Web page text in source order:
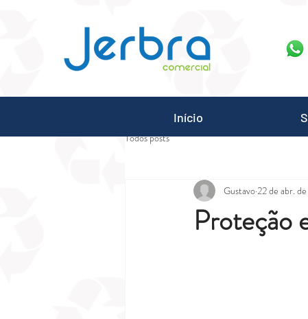
Todos posts
Proteção
Gustavo 22 de abr.
Início